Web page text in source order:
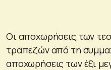
Οι αποχωρήσεις των
τραπεζών από τη
αποχωρήσεις των έξι